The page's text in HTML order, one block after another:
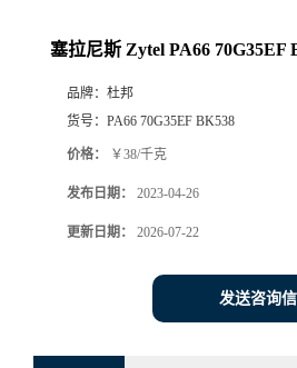
厅
塞拉尼斯 Zytel PA66 70G35EF
品牌： 杜邦
货号： PA66 70G35EF BK538
价格： ￥38/千克
发布日期： 2023-04-26
更新日期： 2026-07-22
发送咨询